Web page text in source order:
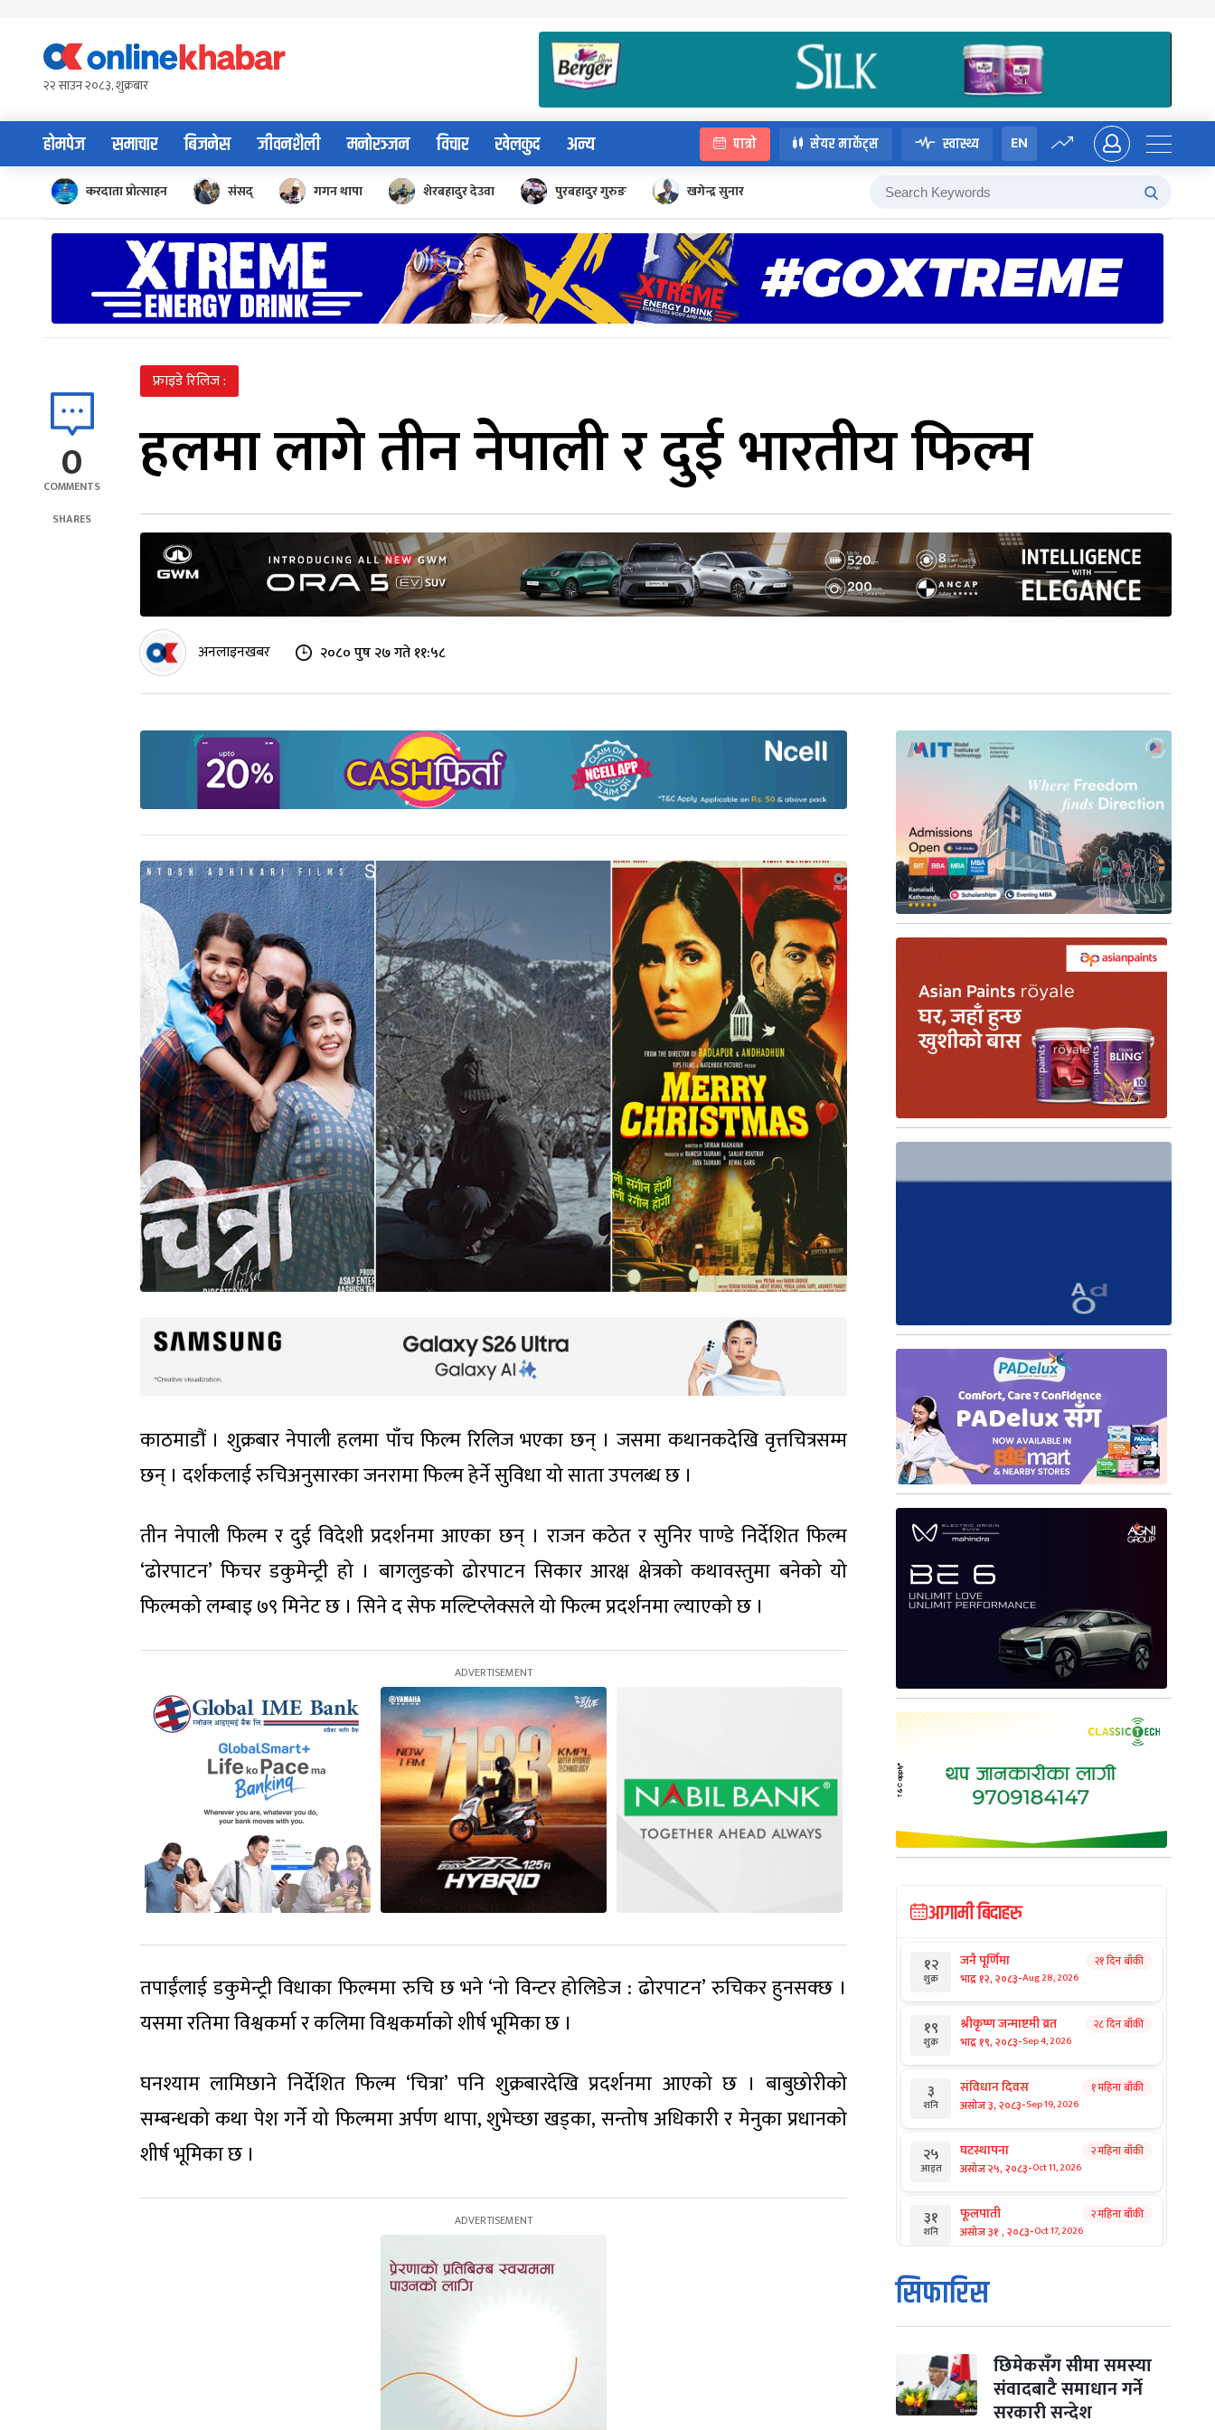
content२२ साउन २०८३, शुक्रबार
होमपेज समाचार बिजनेस जीवनशैली मनोरञ्जन विचार खेलकुद अन्य पात्रो सेयर मार्केट्स स्वास्थ्य EN
करदाता प्रोत्साहन संसद् गगन थापा शेरबहादुर देउवा पुरबहादुर गुरुङ खगेन्द्र सुनार
0
COMMENTS
SHARES
फ्राइडे रिलिज :
हलमा लागे तीन नेपाली र दुई भारतीय फिल्म
अनलाइनखबर २०८० पुष २७ गते ११:५८
काठमाडौं । शुक्रबार नेपाली हलमा पाँच फिल्म रिलिज भएका छन् । जसमा कथानकदेखि वृत्तचित्रसम्म
छन् । दर्शकलाई रुचिअनुसारका जनरामा फिल्म हेर्ने सुविधा यो साता उपलब्ध छ ।
तीन नेपाली फिल्म र दुई विदेशी प्रदर्शनमा आएका छन् । राजन कठेत र सुनिर पाण्डे निर्देशित फिल्म
‘ढोरपाटन’ फिचर डकुमेन्ट्री हो । बागलुङको ढोरपाटन सिकार आरक्ष क्षेत्रको कथावस्तुमा बनेको यो
फिल्मको लम्बाइ ७९ मिनेट छ । सिने द सेफ मल्टिप्लेक्सले यो फिल्म प्रदर्शनमा ल्याएको छ ।
तपाईंलाई डकुमेन्ट्री विधाका फिल्ममा रुचि छ भने ‘नो विन्टर होलिडेज : ढोरपाटन’ रुचिकर हुनसक्छ ।
यसमा रतिमा विश्वकर्मा र कलिमा विश्वकर्माको शीर्ष भूमिका छ ।
घनश्याम लामिछाने निर्देशित फिल्म ‘चित्रा’ पनि शुक्रबारदेखि प्रदर्शनमा आएको छ । बाबुछोरीको
सम्बन्धको कथा पेश गर्ने यो फिल्ममा अर्पण थापा, शुभेच्छा खड्का, सन्तोष अधिकारी र मेनुका प्रधानको
शीर्ष भूमिका छ ।
आगामी बिदाहरु
१२
शुक्र
जनै पूर्णिमा
भाद्र १२, २०८३-Aug 28, 2026
२१ दिन बाँकी
१९
शुक्र
श्रीकृष्ण जन्माष्टमी व्रत
भाद्र १९, २०८३-Sep 4, 2026
२८ दिन बाँकी
३
शनि
संविधान दिवस
असोज ३, २०८३-Sep 19, 2026
१ महिना बाँकी
२५
आइत
घटस्थापना
असोज २५, २०८३-Oct 11, 2026
२ महिना बाँकी
३१
शनि
फूलपाती
असोज ३१ , २०८३-Oct 17, 2026
२ महिना बाँकी
१
आइत
कार्तिक सङ्क्रान्ति
कार्तिक १, २०८३
मंगल कार्तिक ३, २०८३-Oct 20, 2026
४ विजयादशमी
कार्तिक ४, २०८३- Oct 21, 2026
२ महिना बाँकी
सिफारिस
छिमेकसँग सीमा समस्या
संवादबाटै समाधान गर्ने
सरकारी सन्देश